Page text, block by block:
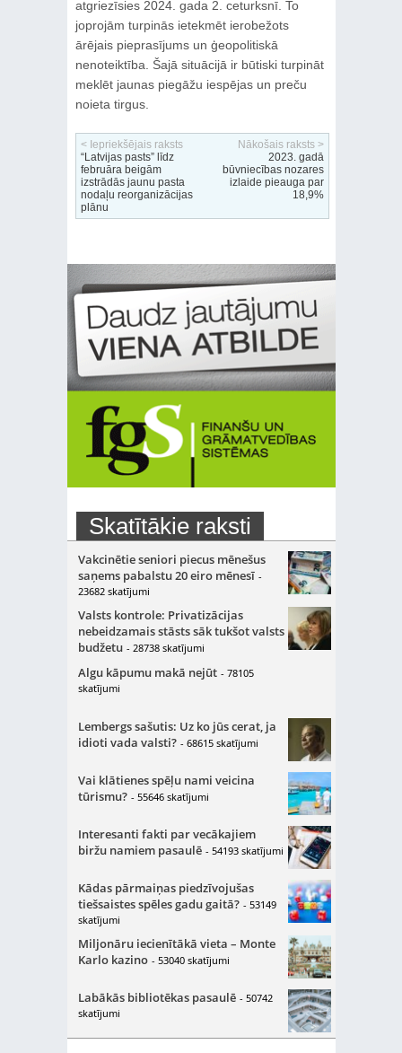
atgriezīsies 2024. gada 2. ceturksnī. To
joprojām turpinās ietekmēt ierobežots
ārējais pieprasījums un ģeopolitiskā
nenoteiktība. Šajā situācijā ir būtiski turpināt
meklēt jaunas piegāžu iespējas un preču
noieta tirgus.
< Iepriekšējais raksts
“Latvijas pasts” līdz
februāra beigām
izstrādās jaunu pasta
nodaļu reorganizācijas
plānu
Nākošais raksts >
2023. gadā
būvniecības nozares
izlaide pieauga par
18,9%
Skatītākie raksti
Vakcinētie seniori piecus mēnešus
saņems pabalstu 20 eiro mēnesī -
23682 skatījumi
Valsts kontrole: Privatizācijas
nebeidzamais stāsts sāk tukšot valsts
budžetu - 28738 skatījumi
Algu kāpumu makā nejūt - 78105
skatījumi
Lembergs sašutis: Uz ko jūs cerat, ja
idioti vada valsti? - 68615 skatījumi
Vai klātienes spēļu nami veicina
tūrismu? - 55646 skatījumi
Interesanti fakti par vecākajiem
biržu namiem pasaulē - 54193 skatījumi
Kādas pārmaiņas piedzīvojušas
tiešsaistes spēles gadu gaitā? - 53149
skatījumi
Miljonāru iecienītākā vieta – Monte
Karlo kazino - 53040 skatījumi
Labākās bibliotēkas pasaulē - 50742
skatījumi